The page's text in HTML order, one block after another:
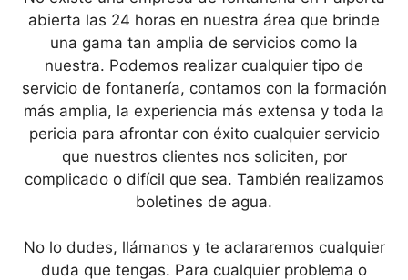
abierta las 24 horas en nuestra área que brinde
una gama tan amplia de servicios como la
nuestra. Podemos realizar cualquier tipo de
servicio de fontanería, contamos con la formación
más amplia, la experiencia más extensa y toda la
pericia para afrontar con éxito cualquier servicio
que nuestros clientes nos soliciten, por
complicado o difícil que sea. También realizamos
boletines de agua.
No lo dudes, llámanos y te aclararemos cualquier
duda que tengas. Para cualquier problema o